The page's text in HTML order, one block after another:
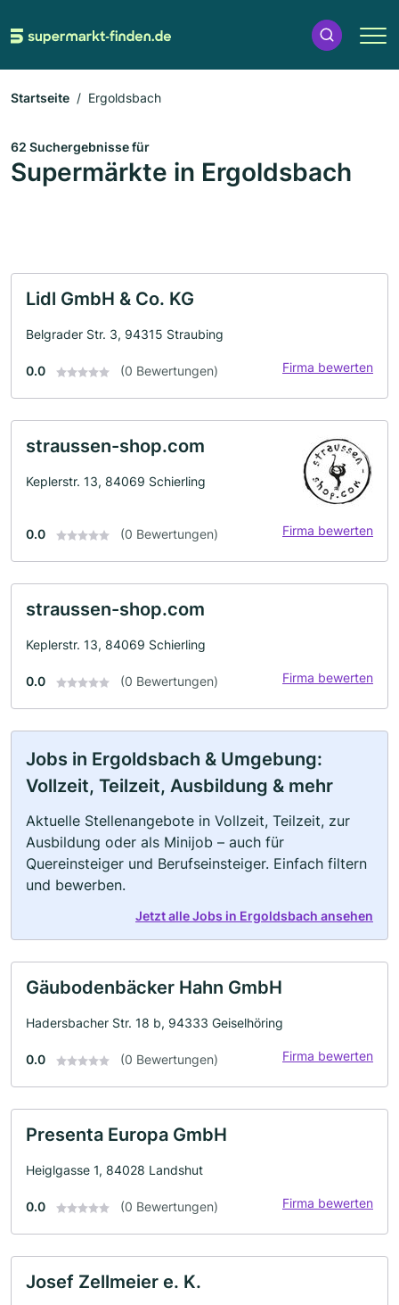
Startseite Ergoldsbach
62 Suchergebnisse für
Supermärkte in Ergoldsbach
Lidl GmbH & Co. KG
Belgrader Str. 3, 94315 Straubing
0.0 (0 Bewertungen) Firma bewerten
straussen-shop.com
Keplerstr. 13, 84069 Schierling
0.0 (0 Bewertungen) Firma bewerten
straussen-shop.com
Keplerstr. 13, 84069 Schierling
0.0 (0 Bewertungen) Firma bewerten
Jobs in Ergoldsbach & Umgebung:
Vollzeit, Teilzeit, Ausbildung & mehr
Aktuelle Stellenangebote in Vollzeit, Teilzeit, zur
Ausbildung oder als Minijob – auch für
Quereinsteiger und Berufseinsteiger. Einfach filtern
und bewerben.
Jetzt alle Jobs in Ergoldsbach ansehen
Gäubodenbäcker Hahn GmbH
Hadersbacher Str. 18 b, 94333 Geiselhöring
0.0 (0 Bewertungen) Firma bewerten
Presenta Europa GmbH
Heiglgasse 1, 84028 Landshut
0.0 (0 Bewertungen) Firma bewerten
Josef Zellmeier e. K.